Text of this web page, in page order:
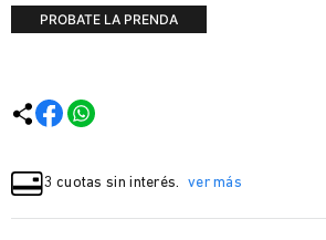
PROBATE LA PRENDA
3 cuotas sin interés. ver más